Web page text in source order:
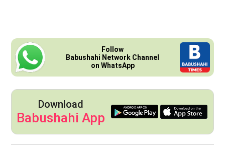
Follow
Babushahi Network Channel
on WhatsApp
Download
Babushahi App